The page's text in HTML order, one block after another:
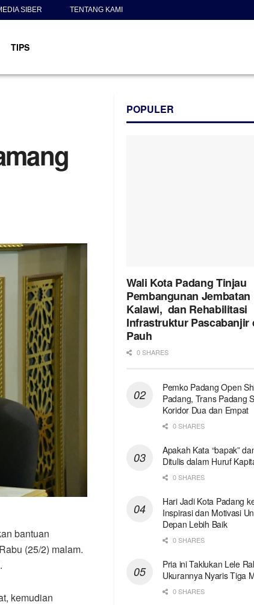
SIBER TENTANG KAMI
TIPS
bantuan
(25/2) malam.
kemudian
POPULER
Wali Kota Padang Tinjau
Pembangunan Jembatan
Kalawi, dan Rehabilitasi
Infrastruktur Pascabanjir
Pauh
0 SHARES
Pemko Padang Open
Padang, Trans Padang
Koridor Dua dan Empat
0 SHARES
Apakah Kata “bapak”
Ditulis dalam Huruf
0 SHARES
Hari Jadi Kota Padang
Inspirasi dan Motivasi
Depan Lebih Baik
0 SHARES
Pria ini Taklukan Lele
Ukurannya Nyaris Tiga
0 SHARES